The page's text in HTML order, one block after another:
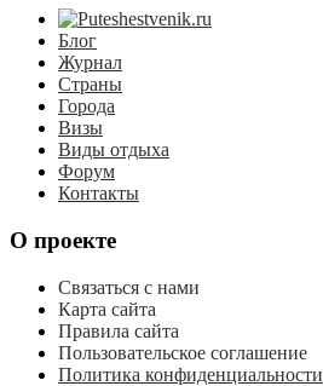
Блог
Журнал
Страны
Города
Визы
Виды отдыха
Форум
Контакты
О проекте
Связаться с нами
Карта сайта
Правила сайта
Пользовательское соглашение
Политика конфиденциальности